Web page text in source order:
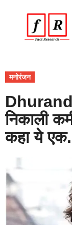
मनोरंजन
निकाली
कहा ये